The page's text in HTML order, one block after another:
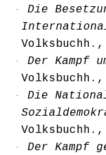
Die
Volksbuchh.,
Der Kampf
Volksbuchh.,
Die
Volksbuchh.,
Der Kampf